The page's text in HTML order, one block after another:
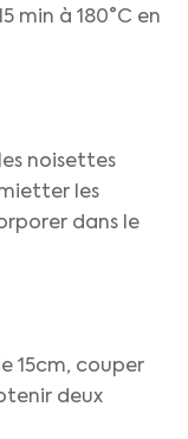
min à 180°C en
noisettes
les
dans le
15cm, couper
deux